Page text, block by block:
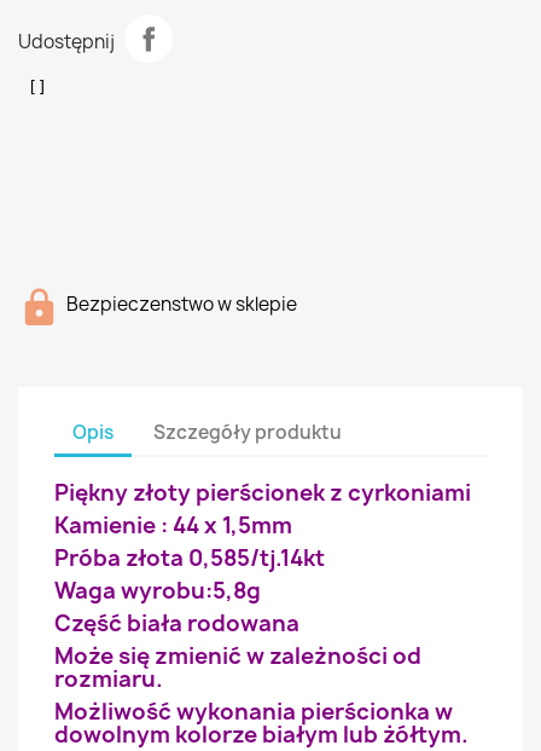
Udostępnij
Bezpieczenstwo w sklepie
Opis Szczegóły produktu
Piękny złoty pierścionek z cyrkoniami
Kamienie : 44 x 1,5mm
Próba złota 0,585/tj.14kt
Waga wyrobu:5,8g
Część biała rodowana
Może się zmienić w zależności od
rozmiaru.
Możliwość wykonania pierścionka w
dowolnym kolorze białym lub żółtym.